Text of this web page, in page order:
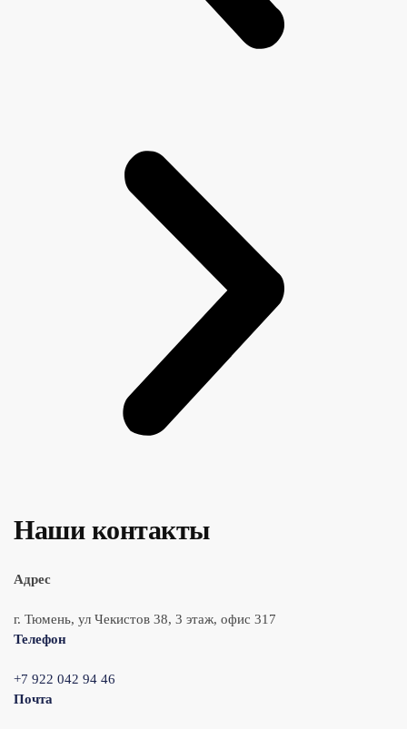
Наши контакты
Адрес
г. Тюмень, ул Чекистов 38, 3 этаж, офис 317
Телефон
+7 922 042 94 46
Почта